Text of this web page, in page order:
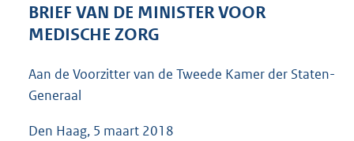
3
BRIEF VAN DE MINISTER VOOR
MEDISCHE ZORG
Aan de Voorzitter van de Tweede Kamer der Staten-
Generaal
Den Haag, 5 maart 2018